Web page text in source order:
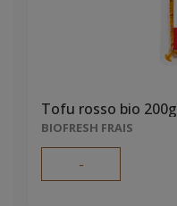
Tofu rosso bio 200g
BIOFRESH FRAIS
-